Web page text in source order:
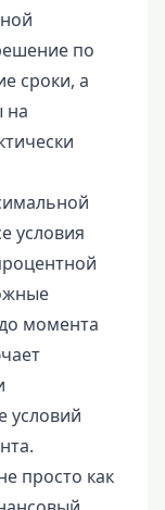
по
сроки, а
на
условия
момента
условий
просто как